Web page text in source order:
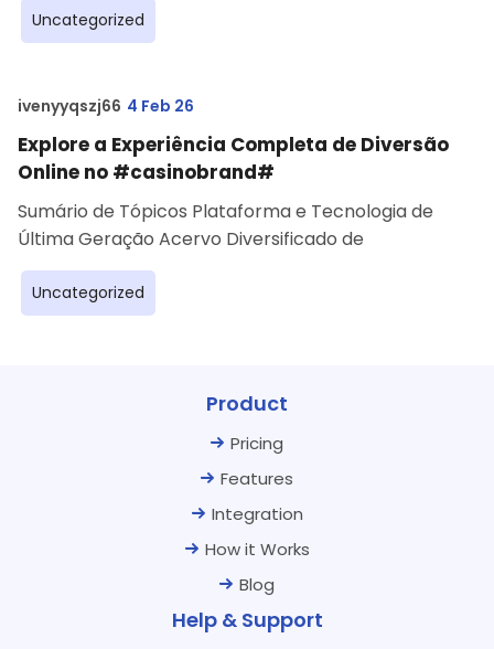
Uncategorized
ivenyyqszj66 4 Feb 26
Explore a Experiência Completa de Diversão
Online no #casinobrand#
Sumário de Tópicos Plataforma e Tecnologia de
Última Geração Acervo Diversificado de
Uncategorized
Product
Pricing
Features
Integration
How it Works
Blog
Help & Support